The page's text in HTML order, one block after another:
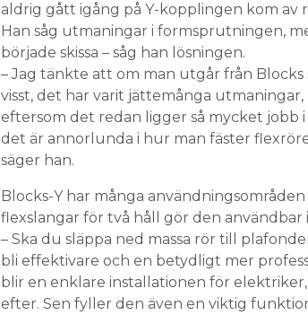
aldrig gått igång på Y-kopplingen kom av
Han såg utmaningar i formsprutningen,
började skissa – såg han lösningen.
– Jag tänkte att om man utgår från
visst, det har varit jättemånga
eftersom det redan ligger så mycket jobb i
det är annorlunda i hur man fäster
säger han.
Blocks-Y har många
flexslangar för två håll gör den användbar
– Ska du släppa ned massa rör till
bli effektivare och en betydligt mer
blir en enklare installationen för
efter. Sen fyller den även en viktig